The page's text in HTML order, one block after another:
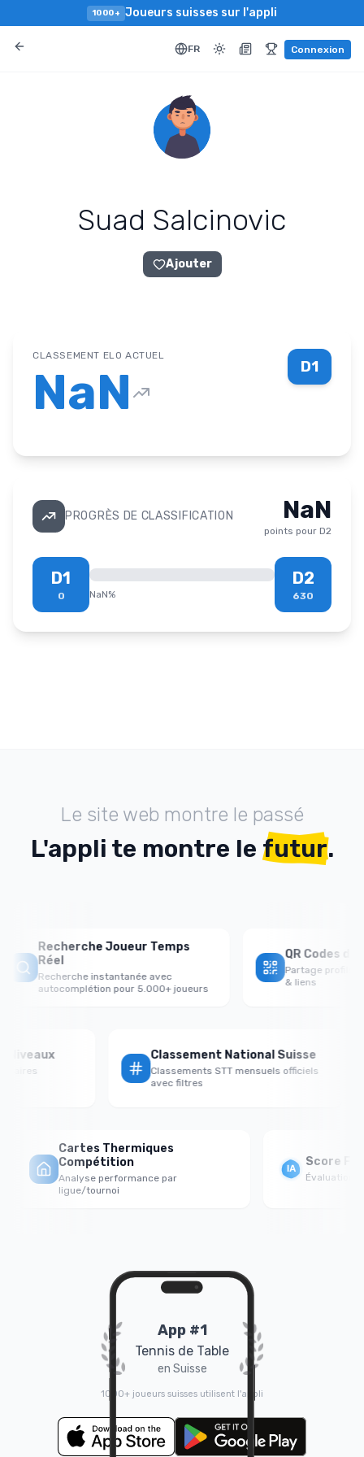
1000+ Joueurs suisses sur l'appli
FR Connexion
Suad Salcinovic
Ajouter
D1
CLASSEMENT ELO ACTUEL
NaN
PROGRÈS DE CLASSIFICATION NaN
points pour D2
D1
0 NaN%
D2
630
Le site web montre le passé
L'appli te montre le futur.
Recherche Joueur Temps
Réel
Recherche instantanée avec
autocomplétion pour 5.000+ joueurs
QR Codes de
Partage profils
& liens
Niveaux Classement National Suisse
Classements STT mensuels officiels
avec filtres
Cartes Thermiques
Compétition
Analyse performance par
ligue/tournoi
Score
Évaluation
App #1
Tennis de Table
en Suisse
1000+ joueurs suisses utilisent l'appli